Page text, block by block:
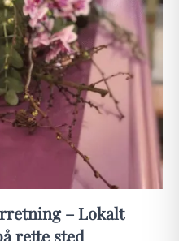
– Lokalt
rette sted